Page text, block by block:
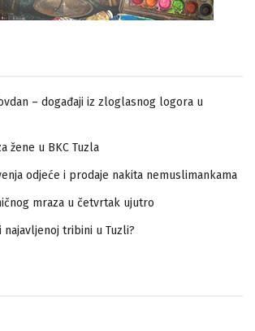
– događaji iz zloglasnog logora u
žene u BKC Tuzla
odjeće i prodaje nakita nemuslimankama
mraza u četvrtak ujutro
tribini u Tuzli?